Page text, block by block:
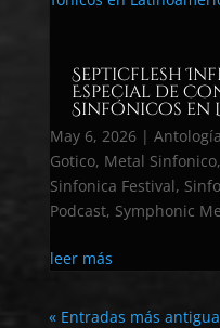
Septicflesh
Especial de
Sinfónicos en
May 6, 2026| Antología
Gotico, Metal Sinfonico,
Sinfonica Festival,
Podcast, Symphonic
leer más
« Entradas más